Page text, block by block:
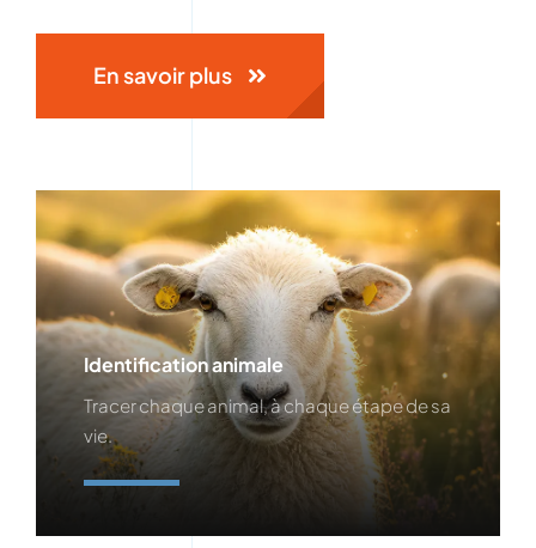
En savoir plus
Identification animale
Tracer chaque animal, à chaque étape de sa
vie.
En Savoir Plus